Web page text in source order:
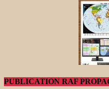
PUBLICATION RAF